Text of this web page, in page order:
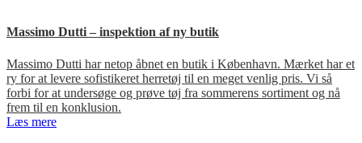
Massimo Dutti – inspektion af ny butik
Massimo Dutti har netop åbnet en butik i København. Mærket har et
ry for at levere sofistikeret herretøj til en meget venlig pris. Vi så
forbi for at undersøge og prøve tøj fra sommerens sortiment og nå
frem til en konklusion.
Læs mere